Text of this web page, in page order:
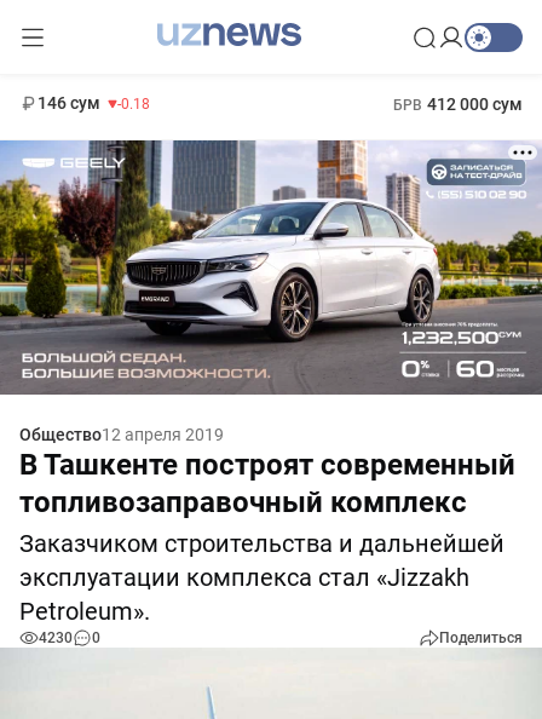
146 сум -0.18 БРВ 412 000 сум
Общество12 апреля 2019
В Ташкенте построят современный
топливозаправочный комплекс
Заказчиком строительства и дальнейшей
эксплуатации комплекса стал «Jizzakh
Petroleum».
4230 0 Поделиться